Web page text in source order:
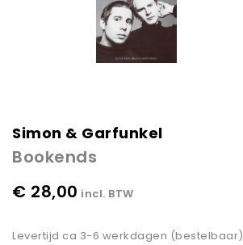
Simon & Garfunkel
Bookends
€ 28,00 incl. BTW
Levertijd ca 3-6 werkdagen (bestelbaar)